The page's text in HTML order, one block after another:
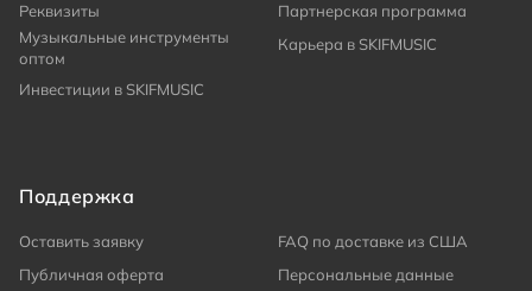
Реквизиты
Партнерская программа
Музыкальные инструменты
оптом
Карьера в SKIFMUSIC
Инвестиции в SKIFMUSIC
Поддержка
Оставить заявку
FAQ по доставке из США
Публичная оферта
Персональные данные